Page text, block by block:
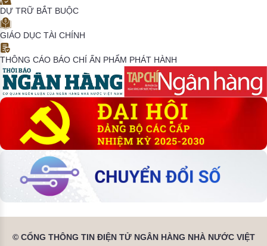
DỰ TRỮ BẮT BUỘC
GIÁO DỤC TÀI CHÍNH
THÔNG CÁO BÁO CHÍ ẤN PHẨM PHÁT HÀNH
© CỔNG THÔNG TIN ĐIỆN TỬ NGÂN HÀNG NHÀ NƯỚC VIỆT